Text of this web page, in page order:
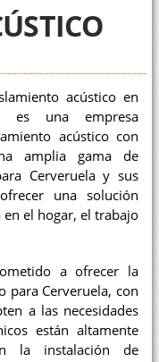
acústico en
es una empresa
acústico con
amplia gama de
Cerveruela y sus
una solución
el hogar, el trabajo
a ofrecer la
para Cerveruela, con
a las necesidades
están altamente
la instalación de